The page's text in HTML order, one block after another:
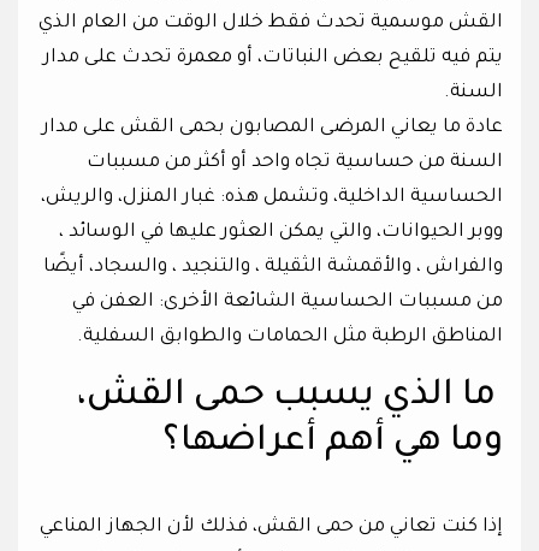
القش موسمية تحدث فقط خلال الوقت من العام الذي
يتم فيه تلقيح بعض النباتات، أو معمرة تحدث على مدار
السنة.
عادة ما يعاني المرضى المصابون بحمى القش على مدار
السنة من حساسية تجاه واحد أو أكثر من مسببات
الحساسية الداخلية، وتشمل هذه: غبار المنزل، والريش،
ووبر الحيوانات، والتي يمكن العثور عليها في الوسائد ،
والفراش ، والأقمشة الثقيلة ، والتنجيد ، والسجاد، أيضًا
من مسببات الحساسية الشائعة الأخرى: العفن في
المناطق الرطبة مثل الحمامات والطوابق السفلية.
ما الذي يسبب حمى القش،
وما هي أهم أعراضها؟
إذا كنت تعاني من حمى القش، فذلك لأن الجهاز المناعي